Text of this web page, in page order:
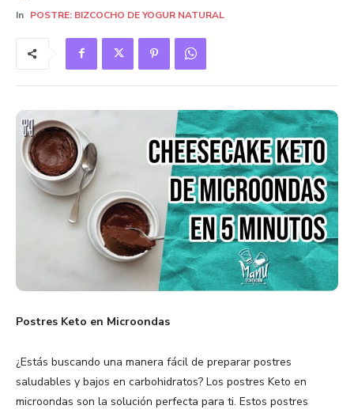
In POSTRE: BIZCOCHO DE YOGUR NATURAL
Postres Keto en Microondas
¿Estás buscando una manera fácil de preparar postres
saludables y bajos en carbohidratos? Los postres Keto en
microondas son la solución perfecta para ti. Estos postres